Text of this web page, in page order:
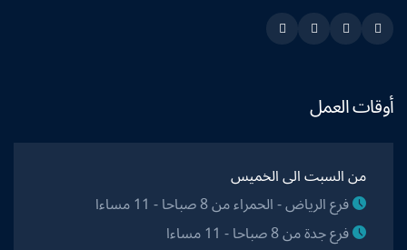
Snapchat
Twitter
Linkedin
Instagram
أوقات العمل
من السبت الى الخميس
فرع الرياض - الحمراء من 8 صباحا - 11 مساءا
فرع جدة من 8 صباحا - 11 مساءا